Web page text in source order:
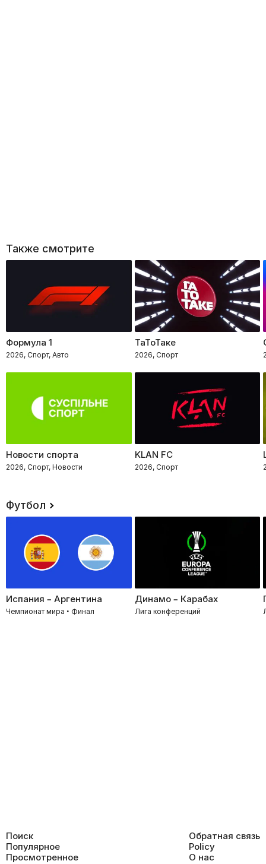
Также смотрите
Формула 1
2026, Спорт, Авто
ТаТоТаке
2026, Спорт
Новости спорта
2026, Спорт, Новости
KLAN FC
2026, Спорт
Футбол
Испания – Аргентина
Чемпионат мира • Финал
Динамо – Карабах
Лига конференций
Поиск
Популярное
Просмотренное
Обратная связь
Policy
О нас